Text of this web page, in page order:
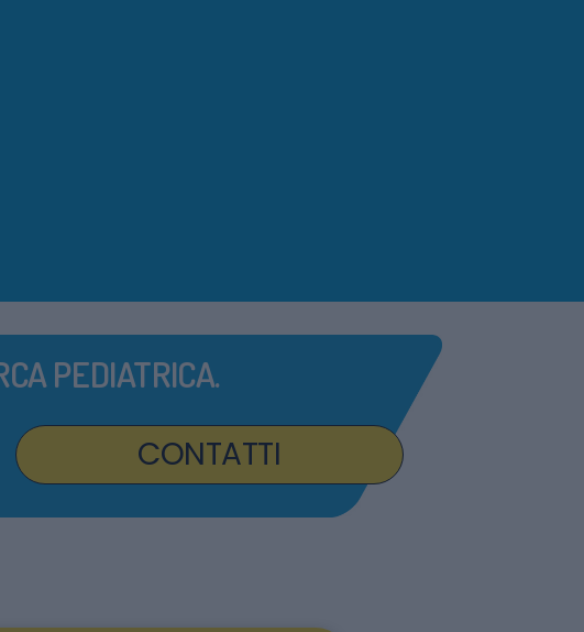
PEDIATRICA.
CONTATTI